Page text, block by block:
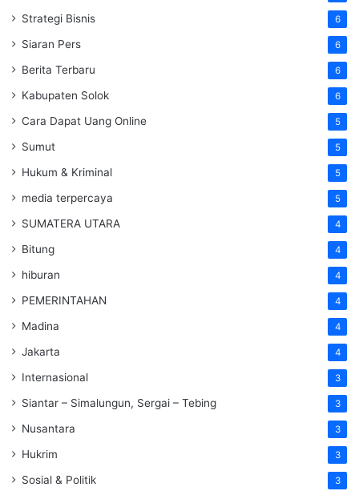
Strategi Bisnis 6
Siaran Pers 6
Berita Terbaru 6
Kabupaten Solok 6
Cara Dapat Uang Online 5
Sumut 5
Hukum & Kriminal 5
media terpercaya 5
SUMATERA UTARA 4
Bitung 4
hiburan 4
PEMERINTAHAN 4
Madina 4
Jakarta 4
Internasional 3
Siantar – Simalungun, Sergai – Tebing 3
Nusantara 3
Hukrim 3
Sosial & Politik 3